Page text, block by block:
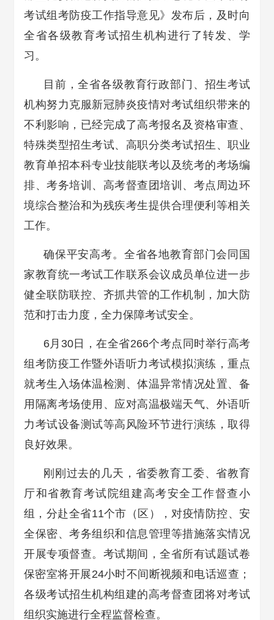
考试组考防疫工作指导意见》发布后，及时向
全省各级教育考试招生机构进行了转发、学
习。
目前，全省各级教育行政部门、招生考试
机构努力克服新冠肺炎疫情对考试组织带来的
不利影响，已经完成了高考报名及资格审查、
特殊类型招生考试、高职分类考试招生、职业
教育单招本科专业技能联考以及统考的考场编
排、考务培训、高考督查团培训、考点周边环
境综合整治和为残疾考生提供合理便利等相关
工作。
确保平安高考。全省各地教育部门会同国
家教育统一考试工作联系会议成员单位进一步
健全联防联控、齐抓共管的工作机制，加大防
范和打击力度，全力保障考试安全。
6月30日，在全省266个考点同时举行高考
组考防疫工作暨外语听力考试模拟演练，重点
就考生入场体温检测、体温异常情况处置、备
用隔离考场使用、应对高温极端天气、外语听
力考试设备测试等高风险环节进行演练，取得
良好效果。
刚刚过去的几天，省委教育工委、省教育
厅和省教育考试院组建高考安全工作督查小
组，分赴全省11个市（区），对疫情防控、安
全保密、考务组织和信息管理等措施落实情况
开展专项督查。考试期间，全省所有试题试卷
保密室将开展24小时不间断视频和电话巡查；
各级考试招生机构组建的高考督查团将对考试
组织实施进行全程监督检查。